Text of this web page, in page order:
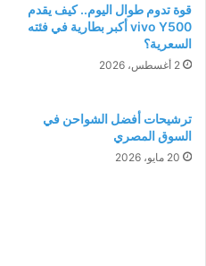
قوة تدوم طوال اليوم.. كيف يقدم
vivo Y500 أكبر بطارية في فئته
السعرية؟
2 أغسطس، 2026
ترشيحات أفضل الشواحن في
السوق المصري
20 مايو، 2026